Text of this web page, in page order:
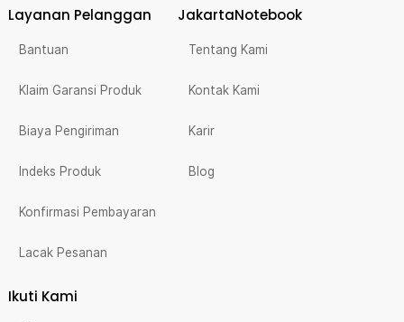
Layanan Pelanggan
Bantuan
Klaim Garansi Produk
Biaya Pengiriman
Indeks Produk
Konfirmasi Pembayaran
Lacak Pesanan
JakartaNotebook
Tentang Kami
Kontak Kami
Karir
Blog
Ikuti Kami